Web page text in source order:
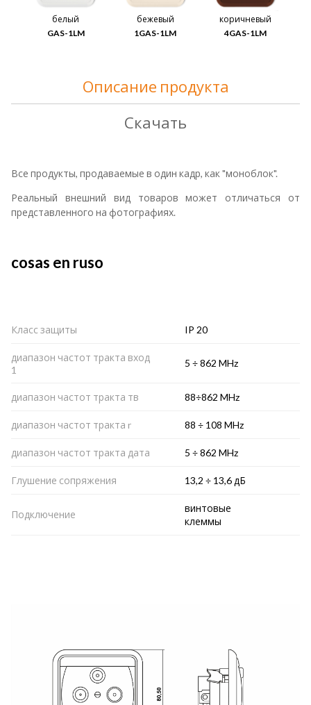
белый
GAS-1LM
бежевый
1GAS-1LM
коричневый
4GAS-1LM
Описание продукта
Скачать
Все продукты, продаваемые в один кадр, как "моноблок".
Реальный внешний вид товаров может отличаться от
представленного на фотографиях.
cosas en ruso
Класс защиты IP 20
диапазон частот тракта вход
1
5 ÷ 862 MHz
диапазон частот тракта тв 88÷862 MHz
диапазон частот тракта r 88 ÷ 108 MHz
диапазон частот тракта дата 5 ÷ 862 MHz
Глушение сопряжения 13,2 ÷ 13,6 дБ
Подключение
винтовые
клеммы